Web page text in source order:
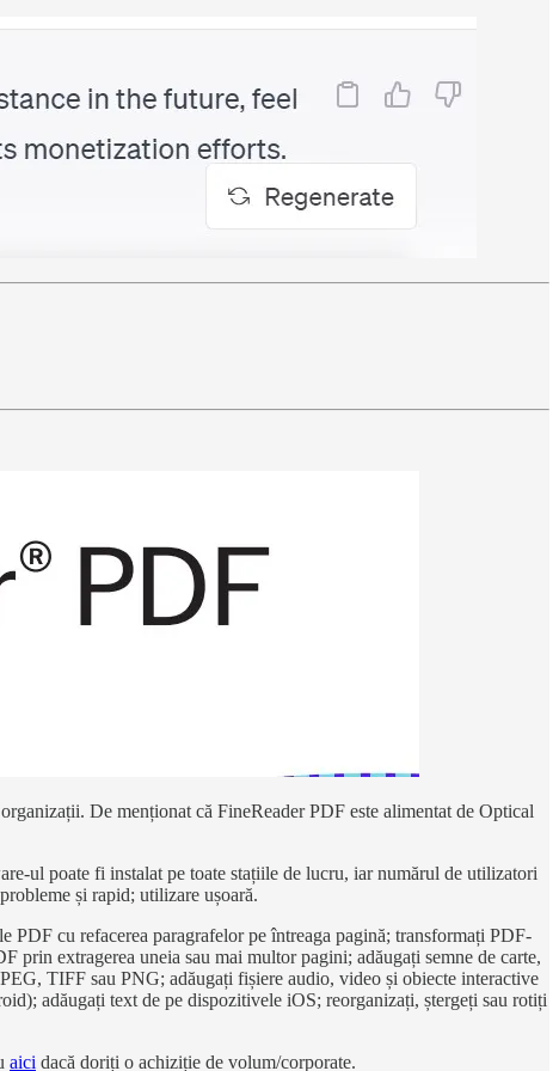
De menționat că FineReader PDF este alimentat de Optical
ul poate fi instalat pe toate stațiile de lucru, iar numărul de utilizatori
și rapid; utilizare ușoară.
PDF cu refacerea paragrafelor pe întreaga pagină; transformați PDF-
extragerea uneia sau mai multor pagini; adăugați semne de carte,
TIFF sau PNG; adăugați fișiere audio, video și obiecte interactive
adăugați text de pe dispozitivele iOS; reorganizați, ștergeți sau rotiți
aici dacă doriți o achiziție de volum/corporate.